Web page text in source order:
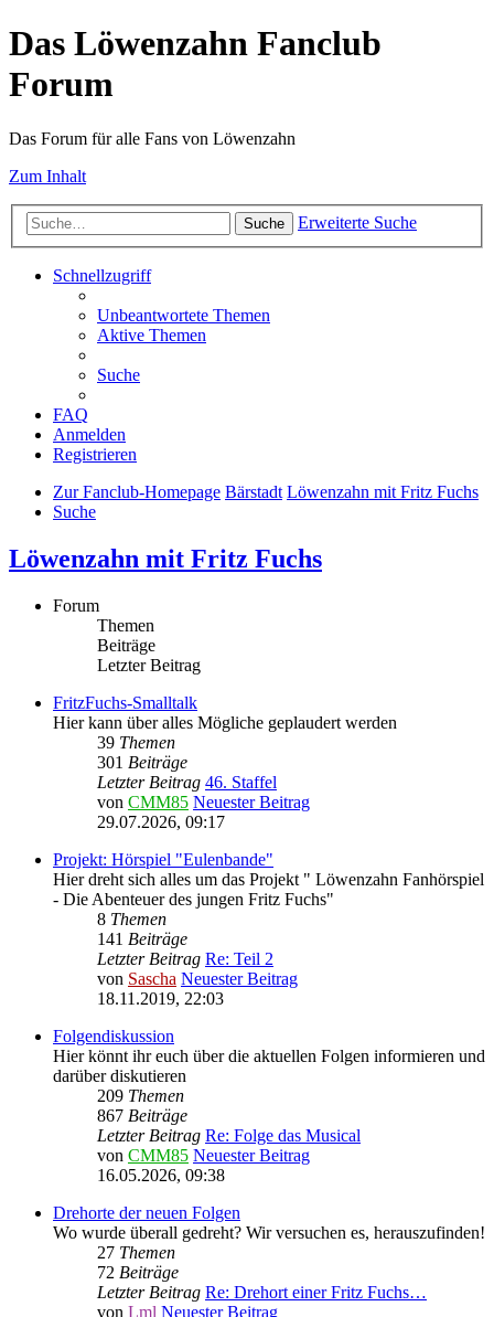
Das Löwenzahn Fanclub
Forum
Das Forum für alle Fans von Löwenzahn
Zum Inhalt
Suche Erweiterte Suche
Schnellzugriff
Unbeantwortete Themen
Aktive Themen
Suche
FAQ
Anmelden
Registrieren
Zur Fanclub-Homepage Bärstadt Löwenzahn mit Fritz Fuchs
Suche
Löwenzahn mit Fritz Fuchs
Forum
Themen
Beiträge
Letzter Beitrag
FritzFuchs-Smalltalk
Hier kann über alles Mögliche geplaudert werden
39 Themen
301 Beiträge
Letzter Beitrag 46. Staffel
von CMM85 Neuester Beitrag
29.07.2026, 09:17
Projekt: Hörspiel "Eulenbande"
Hier dreht sich alles um das Projekt " Löwenzahn Fanhörspiel
- Die Abenteuer des jungen Fritz Fuchs"
8 Themen
141 Beiträge
Letzter Beitrag Re: Teil 2
von Sascha Neuester Beitrag
18.11.2019, 22:03
Folgendiskussion
Hier könnt ihr euch über die aktuellen Folgen informieren und
darüber diskutieren
209 Themen
867 Beiträge
Letzter Beitrag Re: Folge das Musical
von CMM85 Neuester Beitrag
16.05.2026, 09:38
Drehorte der neuen Folgen
Wo wurde überall gedreht? Wir versuchen es, herauszufinden!
27 Themen
72 Beiträge
Letzter Beitrag Re: Drehort einer Fritz Fuchs…
von Lml Neuester Beitrag